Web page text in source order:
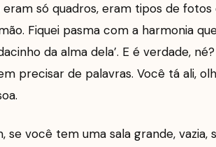
eram só quadros, eram tipos de
Fiquei pasma com a harmonia
da alma dela’. E é verdade,
precisar de palavras. Você tá ali,
se você tem uma sala grande, vazia,